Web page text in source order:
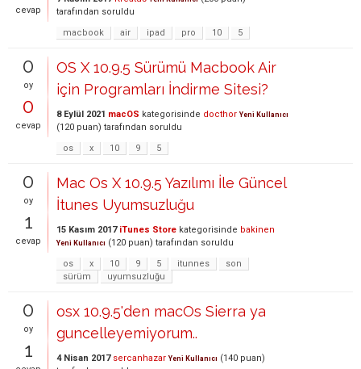
cevap
tarafından soruldu
macbook
air ipad pro 10 5
0
oy
0
cevap
OS X 10.9.5 Sürümü Macbook Air
için Programları İndirme Sitesi?
8 Eylül 2021 macOS kategorisinde docthor Yeni Kullanıcı
(120 puan) tarafından soruldu
os
x 10 9 5
0
oy
1
cevap
Mac Os X 10.9.5 Yazılımı İle Güncel
İtunes Uyumsuzluğu
15 Kasım 2017 iTunes Store kategorisinde bakinen
Yeni Kullanıcı (120 puan) tarafından soruldu
os
x 10 9 5 itunnes
son
sürüm
uyumsuzluğu
0
oy
1
osx 10.9.5'den macOs Sierra ya
guncelleyemiyorum..
4 Nisan 2017 sercanhazar Yeni Kullanıcı (140 puan)